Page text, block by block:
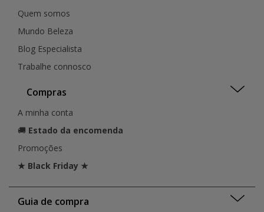
Quem somos
Mundo Beleza
Blog Especialista
Trabalhe connosco
Compras
A minha conta
🚚 Estado da encomenda
Promoções
★ Black Friday ★
Guia de compra